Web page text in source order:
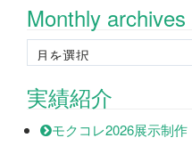
Monthly archives
Monthly
archives
実績紹介
モクコレ2026展示制作